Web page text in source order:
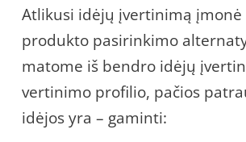
Atlikusi idėjų įvertinimą
produkto pasirinkimo
matome iš bendro idėjų
vertinimo profilio, pačios
idėjos yra – gaminti: